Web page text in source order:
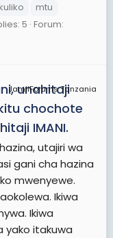
mtu
5 Forum:
JamiiForums Tanzania
unahitaji
chochote
IMANI.
utajiri wa
gani cha hazina
mwenyewe.
Ikiwa
Ikiwa
yako itakuwa